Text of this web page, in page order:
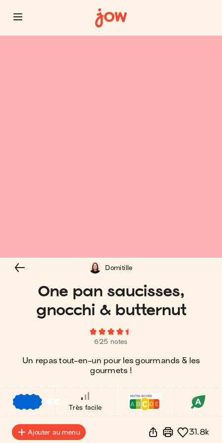
One pan saucisses,
gnocchi & butternut
625 notes
Un repas tout-en-un pour les gourmands & les
gourmets !
Domitille
€€
Très facile
Ajouter au menu 31.8k